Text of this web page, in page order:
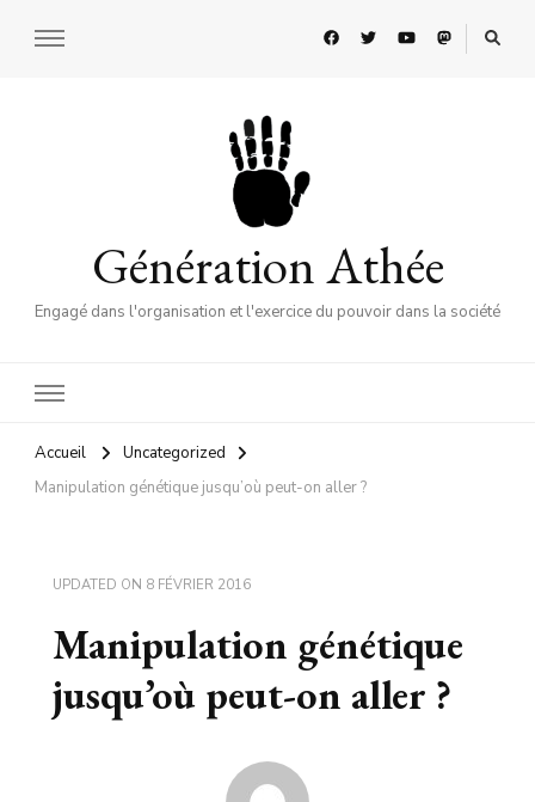
Génération Athée
Engagé dans l'organisation et l'exercice du pouvoir dans la société
Accueil
Uncategorized
Manipulation génétique jusqu’où peut-on aller ?
UPDATED ON 8 FÉVRIER 2016
Manipulation génétique
jusqu’où peut-on aller ?